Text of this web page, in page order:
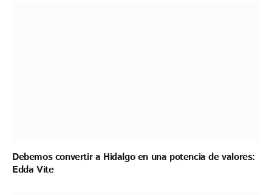
Debemos convertir a Hidalgo en una potencia de valores:
Edda Vite